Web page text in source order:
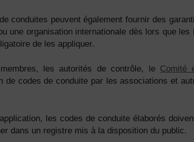
conduites peuvent également fournir des
une organisation internationale dès lors que
de les appliquer.
les autorités de contrôle, le Comité
de codes de conduite par les associations et
les codes de conduite élaborés
dans un registre mis à la disposition du public.